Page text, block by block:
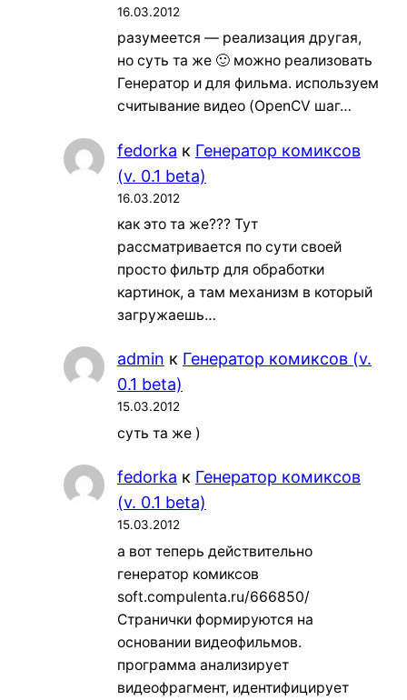
16.03.2012
разумеется — реализация другая,
но суть та же 🙂 можно реализовать
Генератор и для фильма. используем
считывание видео (OpenCV шаг…
fedorka к Генератор комиксов
(v. 0.1 beta)
16.03.2012
как это та же??? Тут
рассматривается по сути своей
просто фильтр для обработки
картинок, а там механизм в который
загружаешь…
admin к Генератор комиксов (v.
0.1 beta)
15.03.2012
суть та же )
fedorka к Генератор комиксов
(v. 0.1 beta)
15.03.2012
а вот теперь действительно
генератор комиксов
soft.compulenta.ru/666850/
Странички формируются на
основании видеофильмов.
программа анализирует
видеофрагмент, идентифицирует